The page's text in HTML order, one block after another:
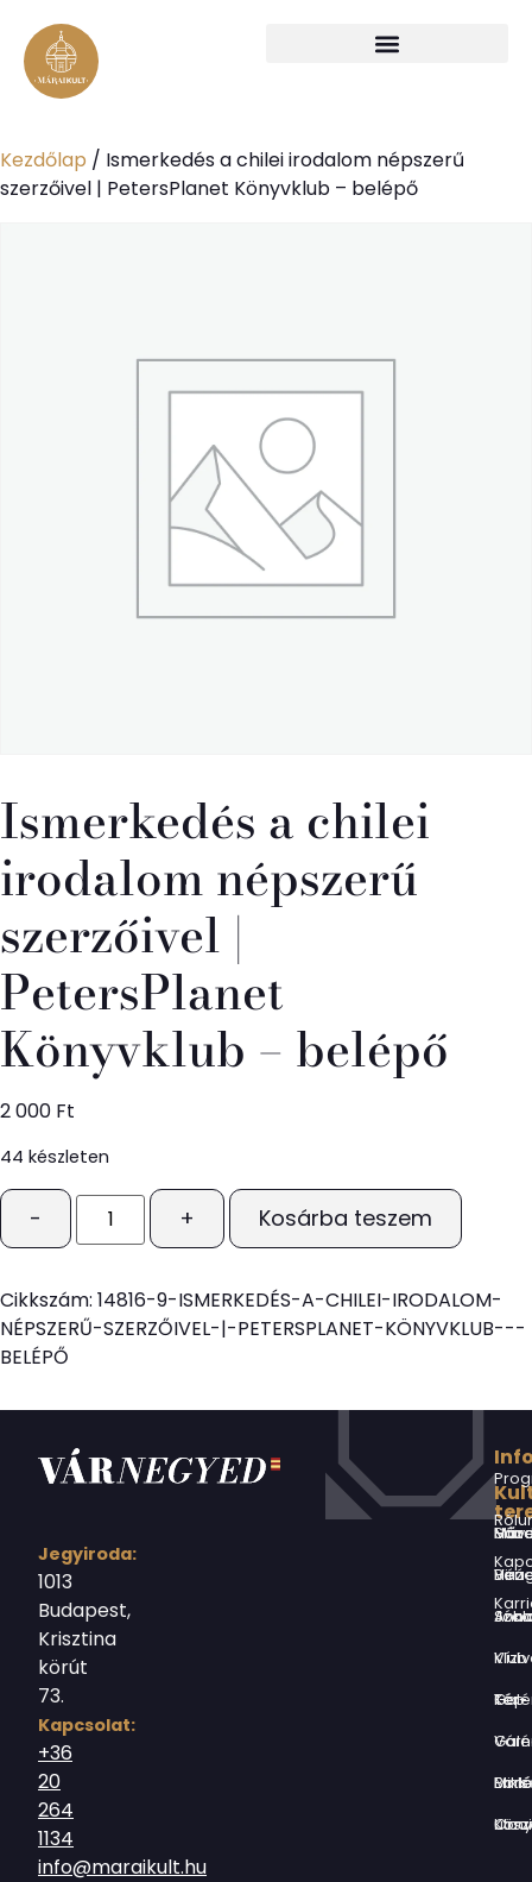
Kezdőlap / Ismerkedés a chilei irodalom népszerű
szerzőivel | PetersPlanet Könyvklub – belépő
Ismerkedés a chilei
irodalom népszerű
szerzőivel |
PetersPlanet
Könyvklub – belépő
2 000 Ft
44 készleten
- + Kosárba teszem
Cikkszám: 14816-9-ISMERKEDÉS-A-CHILEI-IRODALOM-
NÉPSZERŰ-SZERZŐIVEL-|-PETERSPLANET-KÖNYVKLUB---
BELÉPŐ
Jegyiroda:
1013
Budapest,
Krisztina
körút
73.
Kapcsolat:
+36
20
264
1134
info@maraikult.hu
Márai Sándor Művelődési Ház
Virág Benedek Ház
Jókai Anna
Vízivárosi Klub
Tér-Kép
Várnegyed
Borsos
Országház